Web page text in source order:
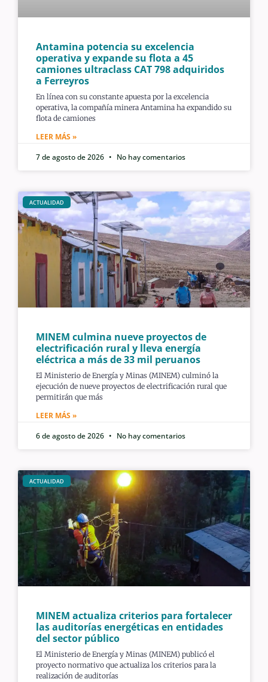
Antamina potencia su excelencia
operativa y expande su flota a 45
camiones ultraclass CAT 798 adquiridos
a Ferreyros
En línea con su constante apuesta por la excelencia
operativa, la compañía minera Antamina ha expandido su
flota de camiones
LEER MÁS »
7 de agosto de 2026
No hay comentarios
ACTUALIDAD
MINEM culmina nueve proyectos de
electrificación rural y lleva energía
eléctrica a más de 33 mil peruanos
El Ministerio de Energía y Minas (MINEM) culminó la
ejecución de nueve proyectos de electrificación rural que
permitirán que más
LEER MÁS »
6 de agosto de 2026
No hay comentarios
ACTUALIDAD
MINEM actualiza criterios para fortalecer
las auditorías energéticas en entidades
del sector público
El Ministerio de Energía y Minas (MINEM) publicó el
proyecto normativo que actualiza los criterios para la
realización de auditorías